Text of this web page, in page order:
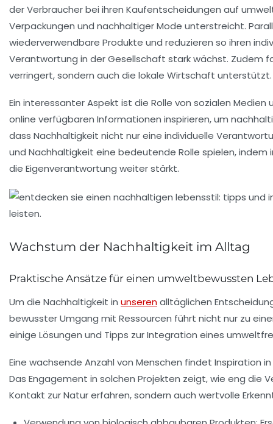
der Verbraucher bei ihren Kaufentscheidungen auf
Verpackungen und nachhaltiger Mode unterstreicht.
wiederverwendbare Produkte und reduzieren so ihren
Verantwortung in der Gesellschaft stark wächst. Zudem
verringert, sondern auch die lokale Wirtschaft unterstützt.
Ein interessanter Aspekt ist die Rolle von sozialen Medien
online verfügbaren Informationen inspirieren, um
dass Nachhaltigkeit nicht nur eine individuelle
und Nachhaltigkeit eine bedeutende Rolle spielen, indem
die Eigenverantwortung weiter stärkt.
Wachstum der Nachhaltigkeit im Alltag
Praktische Ansätze für einen umweltbewussten
Um die Nachhaltigkeit in unserenalltäglichen
bewusster Umgang mit Ressourcen führt nicht nur zu
einige Lösungen und Tipps zur Integration eines
Eine wachsende Anzahl von Menschen findet Inspiration
Das Engagement in solchen Projekten zeigt, wie eng die
Kontakt zur Natur erfahren, sondern auch wertvolle